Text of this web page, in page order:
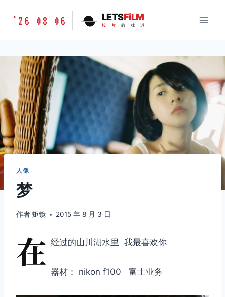
胶
味
道
LETSFILM
'26 08 06 LETSFiLM
胶 片 的 味 道
人像
梦
作者矩镜 2015 年 8 月 3 日
在 经过的山川湖水里 我最喜欢你
器材： nikon f100 富士业务